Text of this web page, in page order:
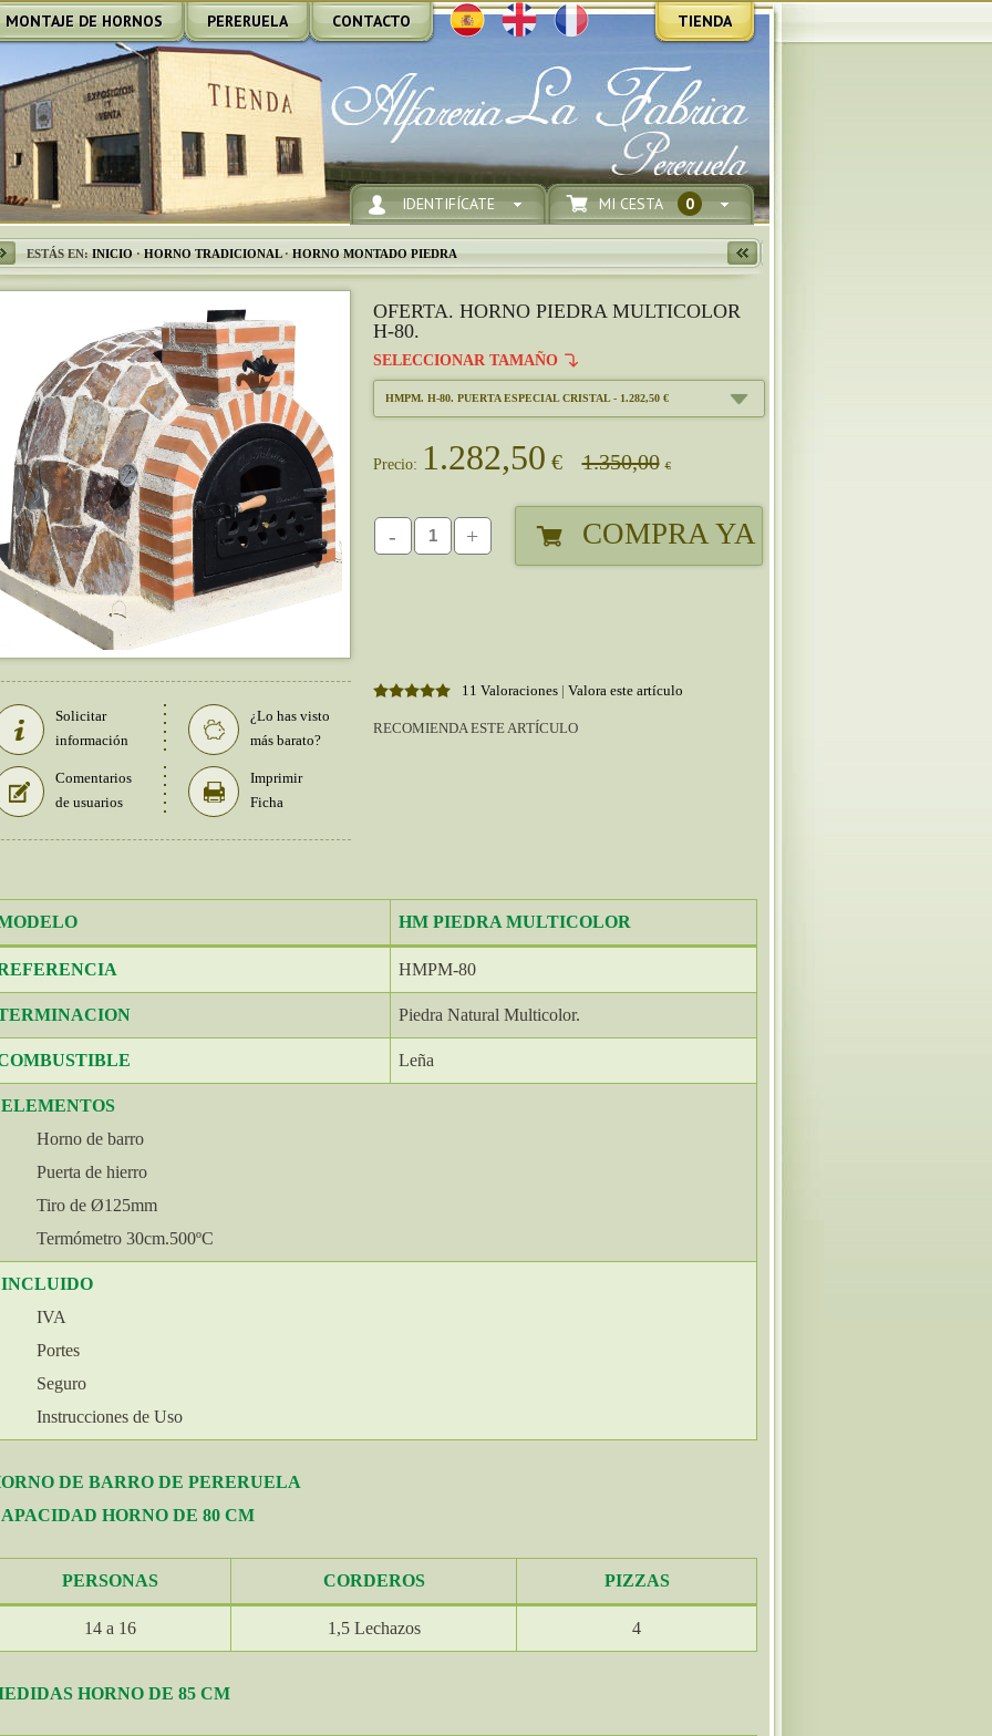
MONTAJE DE HORNOS PERERUELA CONTACTO TIENDA
MI CESTA 0
IDENTIFÍCATE
ESTÁS EN:INICIO·HORNO TRADICIONAL· HORNO MONTADO PIEDRA
OFERTA. HORNO PIEDRA MULTICOLOR
H-80.
SELECCIONAR TAMAÑO
HMPM. H-80. PUERTA ESPECIAL CRISTAL - 1.282,50 €
Precio: 1.282,50 € 1.350,00 €
- + COMPRA YA
Solicitar
información
Comentarios
de usuarios
¿Lo has visto
más barato?
Imprimir
Ficha
11 Valoraciones| Valora este artículo
RECOMIENDA ESTE ARTÍCULO
HM PIEDRA MULTICOLOR
HMPM-80
Piedra Natural Multicolor.
Leña
ELEMENTOS
Horno de barro
Puerta de hierro
Tiro de Ø125mm
Termómetro 30cm.500ºC
INCLUIDO
IVA
Portes
Seguro
Instrucciones de Uso
DE BARRO DE PERERUELA
HORNO DE 80 CM
PERSONAS CORDEROS PIZZAS
14 a 16 1,5 Lechazos 4
HORNO DE 85 CM